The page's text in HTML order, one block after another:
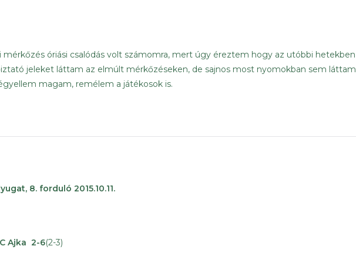
mérkőzés óriási csalódás volt számomra, mert úgy éreztem hogy az utóbbi hetekben
jeleket láttam az elmúlt mérkőzéseken, de sajnos most nyomokban sem láttam
magam, remélem a játékosok is.
8. forduló 2015.10.11.
Ajka 2-6(2-3)